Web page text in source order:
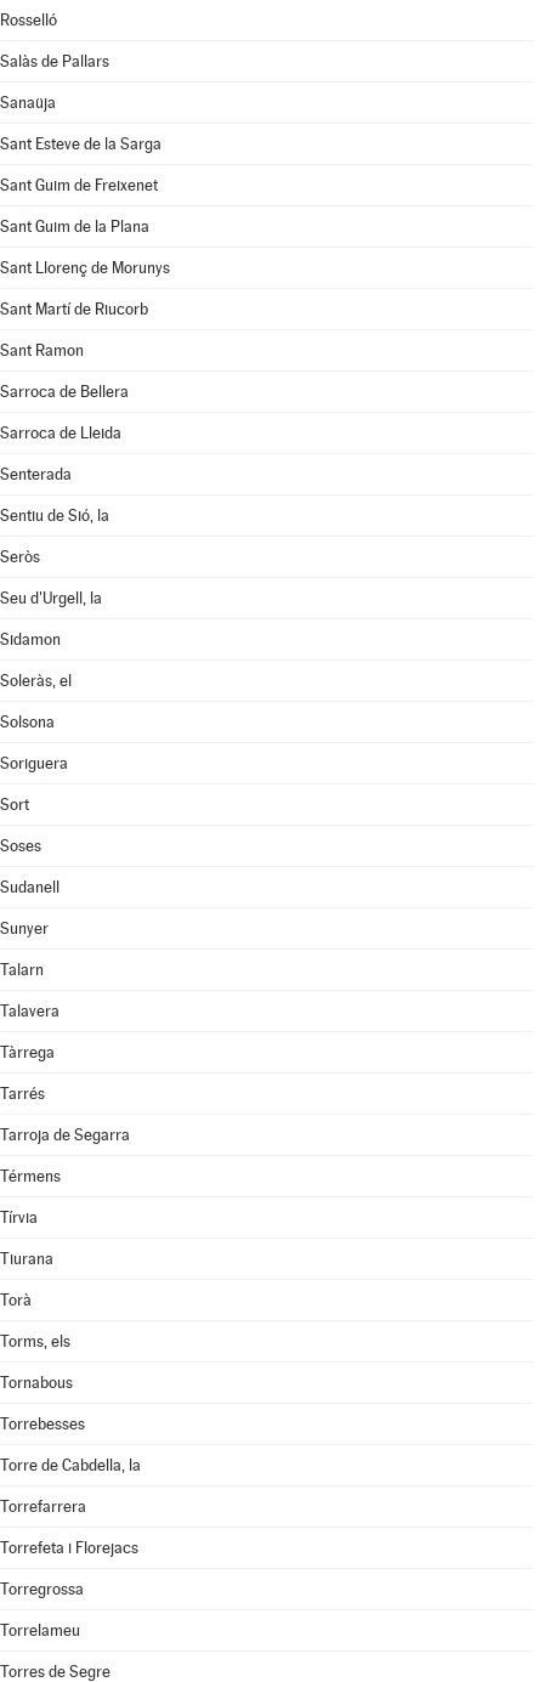
Rosselló
Salàs de Pallars
Sanaüja
Sant Esteve de la Sarga
Sant Guim de Freixenet
Sant Guim de la Plana
Sant Llorenç de Morunys
Sant Martí de Riucorb
Sant Ramon
Sarroca de Bellera
Sarroca de Lleida
Senterada
Sentiu de Sió, la
Seròs
Seu d'Urgell, la
Sidamon
Soleràs, el
Solsona
Soriguera
Sort
Soses
Sudanell
Sunyer
Talarn
Talavera
Tàrrega
Tarrés
Tarroja de Segarra
Térmens
Tírvia
Tiurana
Torà
Torms, els
Tornabous
Torrebesses
Torre de Cabdella, la
Torrefarrera
Torrefeta i Florejacs
Torregrossa
Torrelameu
Torres de Segre